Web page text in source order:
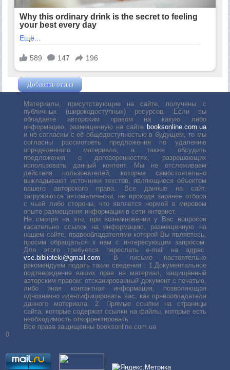
Добавить отзыв
Материалы, присутствующие на сайте, получены с
публичных (широкодоступных) ресурсов. Если вы
обладаете авторским правом на какую либо
информацию, размещенную на сайте booksonline.com.ua
и не согласны с её общедоступностью в будущем, то мы
согласны рассмотреть предложения по удалению
определенного материала, а также обсудить
предложения о договоренностях, разрешающих
использовать данный контент. Мы не отслеживаем
действия пользователей, которые самостоятельно
выкладывают источники текстов, являющиеся объектом
вашего авторского права. Все данные на сайт,
загружаются автоматически, не проходя заранее отбора
с чьей либо стороны, что является нормой в мировом
опыте размещения информации в сети интернет.
Не смотря на это, при возникновении у Вас вопросов
касательно ссылок на информацию, размещенную на
нашем сайте, правообладателями которой Вы являетесь,
просим обращаться к нам с интересующим запросом.
Для этого требуется переслать е-mail на адрес:
vse.biblioteki@gmail.com. В письме настоятельно
рекомендуем подать такие сведения : 1.Документальное
подтверждение ваших прав на материал, защищённый
авторским правом: отсканированный документ с печатью,
либо иная контактная информация, позволяющая
однозначно идентифицировать вас, как правообладателя
данного материала. 2. Прямые ссылки на страницы
сайта, которые содержат ссылки на файлы, которые есть
необходимость откорректировать.
Все права защищенны booksonline.com.ua
0